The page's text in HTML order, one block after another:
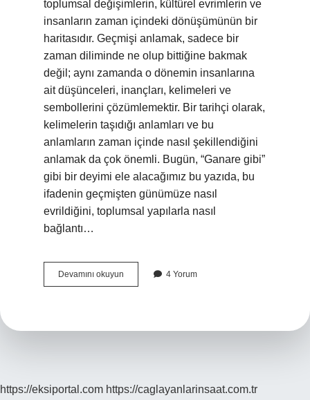
toplumsal değişimlerin, kültürel evrimlerin ve
insanların zaman içindeki dönüşümünün bir
haritasıdır. Geçmişi anlamak, sadece bir
zaman diliminde ne olup bittiğine bakmak
değil; aynı zamanda o dönemin insanlarına
ait düşünceleri, inançları, kelimeleri ve
sembollerini çözümlemektir. Bir tarihçi olarak,
kelimelerin taşıdığı anlamları ve bu
anlamların zaman içinde nasıl şekillendiğini
anlamak da çok önemli. Bugün, “Ganare gibi”
gibi bir deyimi ele alacağımız bu yazıda, bu
ifadenin geçmişten günümüze nasıl
evrildiğini, toplumsal yapılarla nasıl
bağlantı…
Devamını okuyun
gibi
4 Yorum
https://eksiportal.com https://caglayanlarinsaat.com.tr